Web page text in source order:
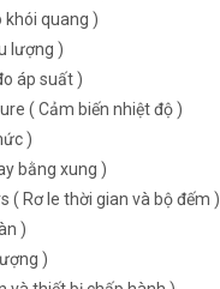
quang )
lượng )
áp suất )
( Cảm biến nhiệt độ )
)
bằng xung )
( Rơ le thời gian và bộ đếm )
)
)